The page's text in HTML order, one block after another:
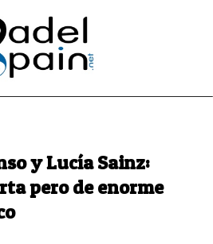
y Lucía Sainz:
pero de enorme